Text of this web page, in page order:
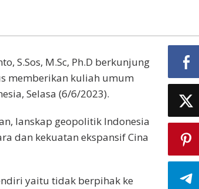
S.Sos, M.Sc, Ph.D berkunjung
memberikan kuliah umum
Selasa (6/6/2023).
lanskap geopolitik Indonesia
dan kekuatan ekspansif Cina
yaitu tidak berpihak ke